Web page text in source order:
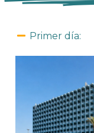
Primer día: